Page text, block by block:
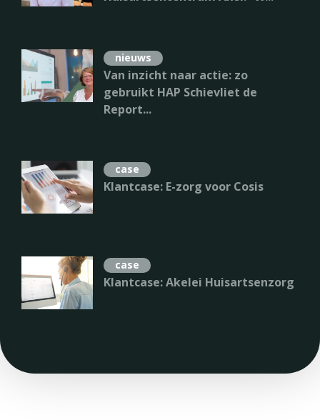
nieuws
Van inzicht naar actie: zo
gebruikt HAP Schievliet de
Report...
case
Klantcase: E-zorg voor Cosis
case
Klantcase: Akelei Huisartsenzorg
Klantcase: Spoedzorg
Huisartsenpost Zaanstreek
Waterland
Klantcase: Akelei Huisartsenzorg